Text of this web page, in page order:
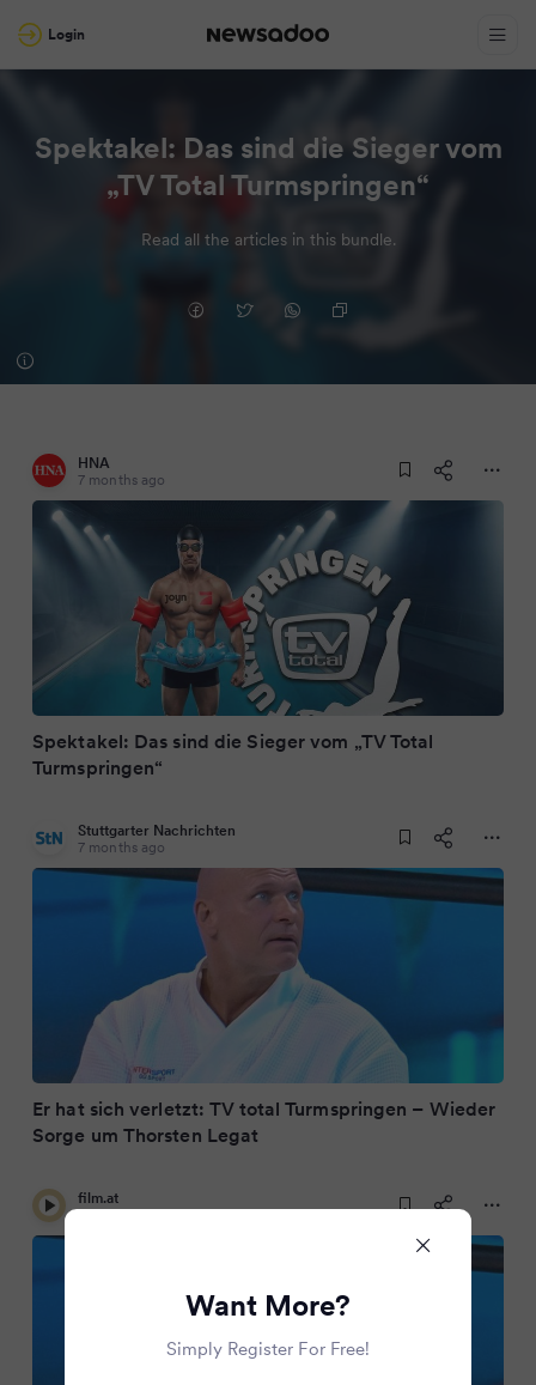
Login
Spektakel: Das sind die Sieger vom
„TV Total Turmspringen“
Read all the articles in this bundle.
HNA
7 months ago
Spektakel: Das sind die Sieger vom „TV Total
Turmspringen“
Stuttgarter Nachrichten
7 months ago
Er hat sich verletzt: TV total Turmspringen – Wieder
Sorge um Thorsten Legat
film.at
7 months ago
Want More?
Simply Register For Free!